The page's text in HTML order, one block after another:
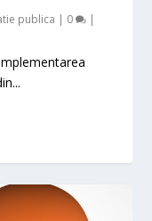
publica | 0 |